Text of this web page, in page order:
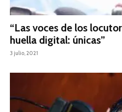
“Las voces de los
huella digital: únicas”
3 julio, 2021